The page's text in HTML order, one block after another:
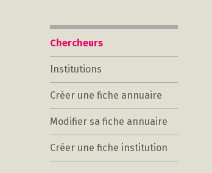
Chercheurs
Institutions
Créer une fiche annuaire
Modifier sa fiche annuaire
Créer une fiche institution